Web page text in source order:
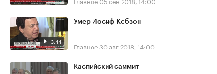
3:44
Умер Иосиф Кобзон
Главное30 авг 2018, 14:00
Каспийский саммит